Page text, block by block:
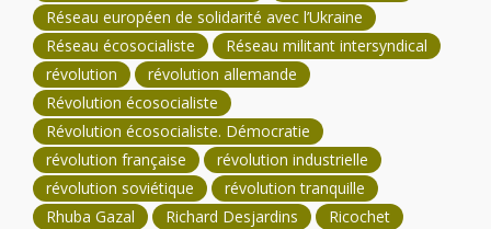
Réseau européen de solidarité avec l’Ukraine
Réseau écosocialiste
Réseau militant intersyndical
révolution
révolution allemande
Révolution écosocialiste
Révolution écosocialiste. Démocratie
révolution française
révolution industrielle
révolution soviétique
révolution tranquille
Rhuba Gazal
Richard Desjardins
Ricochet